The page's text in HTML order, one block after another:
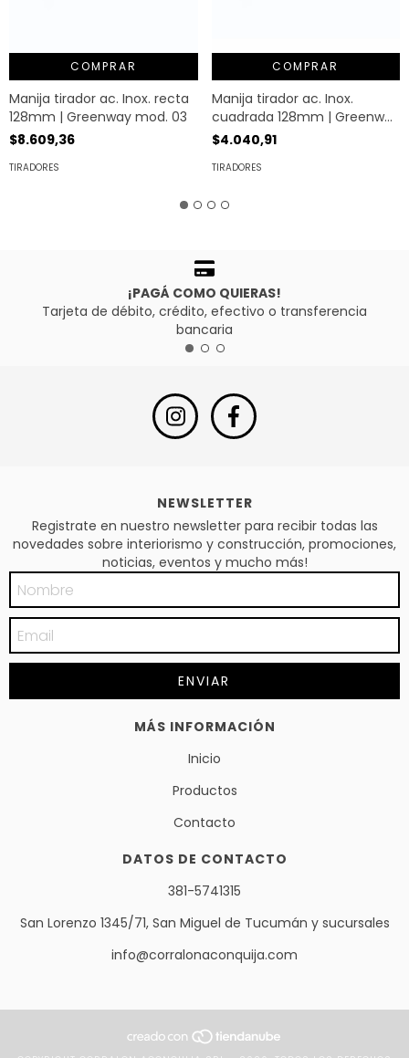
COMPRAR
Manija tirador ac. Inox. recta
128mm | Greenway mod. 03
$8.609,36
TIRADORES
COMPRAR
Manija tirador ac. Inox.
cuadrada 128mm | Greenway
mod. 04
$4.040,91
TIRADORES
¡PAGÁ COMO QUIERAS!
Tarjeta de débito, crédito, efectivo o transferencia
bancaria
NEWSLETTER
Registrate en nuestro newsletter para recibir todas las
novedades sobre interiorismo y construcción, promociones,
noticias, eventos y mucho más!
MÁS INFORMACIÓN
Inicio
Productos
Contacto
DATOS DE CONTACTO
381-5741315
San Lorenzo 1345/71, San Miguel de Tucumán y sucursales
info@corralonaconquija.com